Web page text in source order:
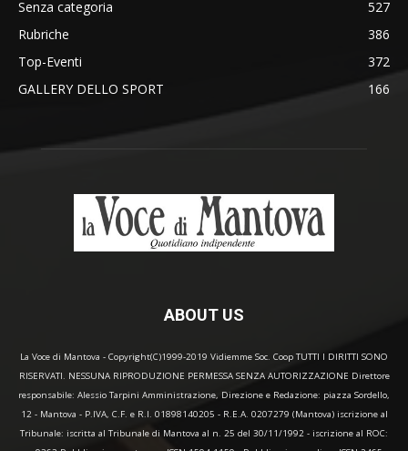
Senza categoria
527
Rubriche
386
Top-Eventi
372
GALLERY DELLO SPORT
166
ABOUT US
La Voce di Mantova - Copyright(C)1999-2019 Vidiemme Soc. Coop TUTTI I DIRITTI SONO
RISERVATI. NESSUNA RIPRODUZIONE PERMESSA SENZA AUTORIZZAZIONE Direttore
responsabile: Alessio Tarpini Amministrazione, Direzione e Redazione: piazza Sordello,
12 - Mantova - P.IVA, C.F. e R.I. 01898140205 - R.E.A. 0207279 (Mantova) iscrizione al
Tribunale: iscritta al Tribunale di Mantova al n. 25 del 30/11/1992 - iscrizione al ROC: